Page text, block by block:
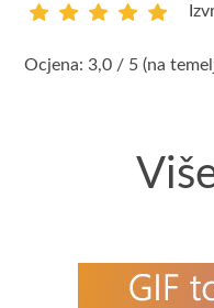
Ocjena: 3,0 / 5 (na